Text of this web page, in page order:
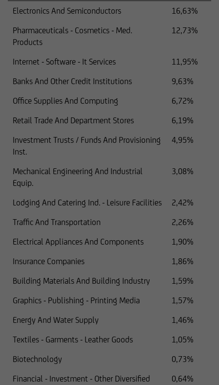
Electronics And Semiconductors
16,63%
Pharmaceuticals - Cosmetics - Med.
Products
12,73%
Internet - Software - It Services
11,95%
Banks And Other Credit Institutions
9,63%
Office Supplies And Computing
6,72%
Retail Trade And Department Stores
6,19%
Investment Trusts / Funds And Provisioning
Inst.
4,95%
Mechanical Engineering And Industrial
Equip.
3,08%
Lodging And Catering Ind. - Leisure Facilities
2,42%
Traffic And Transportation
2,26%
Electrical Appliances And Components
1,90%
Insurance Companies
1,86%
Building Materials And Building Industry
1,59%
Graphics - Publishing - Printing Media
1,57%
Energy And Water Supply
1,46%
Textiles - Garments - Leather Goods
1,05%
Biotechnology
0,73%
Financial - Investment - Other Diversified
0,64%